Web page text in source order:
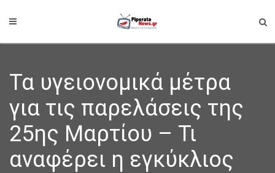
Τα υγειονομικά μέτρα
για τις παρελάσεις της
25ης Μαρτίου – Τι
αναφέρει η εγκύκλιος